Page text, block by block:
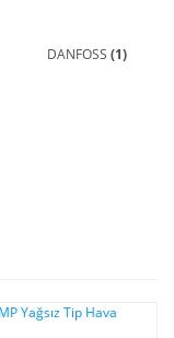
DANFOSS (1)